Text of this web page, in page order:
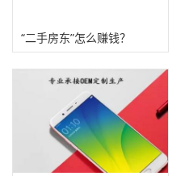
“二手房东”怎么赚钱？